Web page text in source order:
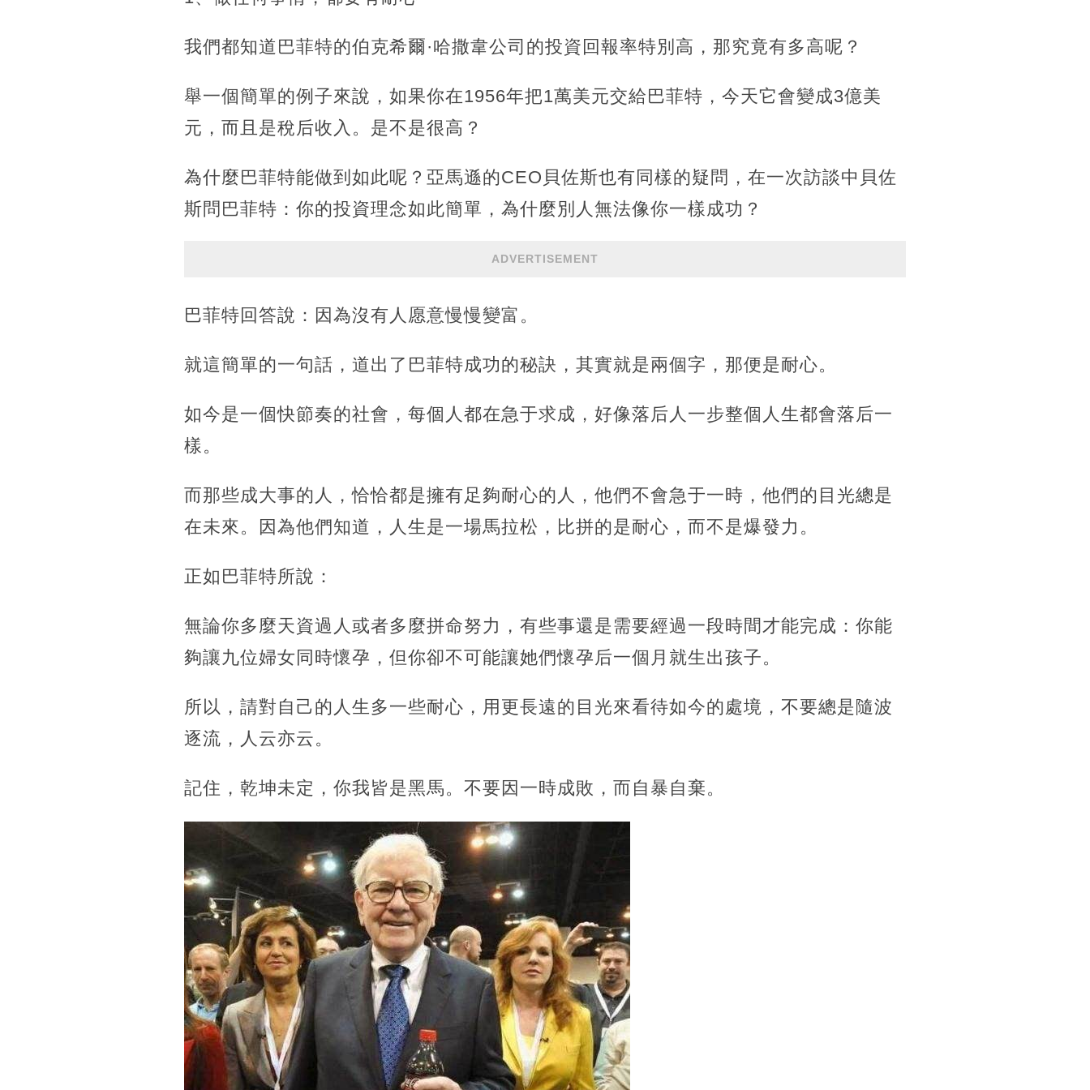
我們都知道巴菲特的伯克希爾·哈撒韋公司的投資回報率特別高，那究竟有多高呢？
舉一個簡單的例子來說，如果你在1956年把1萬美元交給巴菲特，今天它會變成3億美
元，而且是稅后收入。是不是很高？
為什麼巴菲特能做到如此呢？亞馬遜的CEO貝佐斯也有同樣的疑問，在一次訪談中貝佐
斯問巴菲特：你的投資理念如此簡單，為什麼別人無法像你一樣成功？
ADVERTISEMENT
巴菲特回答說：因為沒有人愿意慢慢變富。
就這簡單的一句話，道出了巴菲特成功的秘訣，其實就是兩個字，那便是耐心。
如今是一個快節奏的社會，每個人都在急于求成，好像落后人一步整個人生都會落后一
樣。
而那些成大事的人，恰恰都是擁有足夠耐心的人，他們不會急于一時，他們的目光總是
在未來。因為他們知道，人生是一場馬拉松，比拼的是耐心，而不是爆發力。
正如巴菲特所說：
無論你多麼天資過人或者多麼拼命努力，有些事還是需要經過一段時間才能完成：你能
夠讓九位婦女同時懷孕，但你卻不可能讓她們懷孕后一個月就生出孩子。
所以，請對自己的人生多一些耐心，用更長遠的目光來看待如今的處境，不要總是隨波
逐流，人云亦云。
記住，乾坤未定，你我皆是黑馬。不要因一時成敗，而自暴自棄。